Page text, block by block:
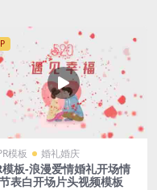
模板 婚礼婚庆
模板-浪漫爱情婚礼开场情
表白开场片头视频模板